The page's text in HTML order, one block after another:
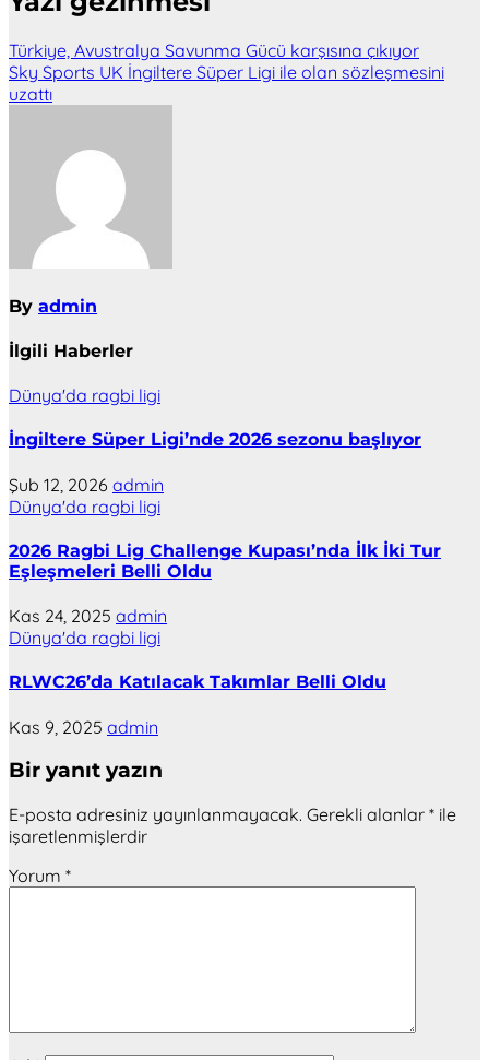
Türkiye, Avustralya Savunma Gücü karşısına çıkıyor
Sky Sports UK İngiltere Süper Ligi ile olan sözleşmesini
uzattı
By admin
İlgili Haberler
Dünya'da ragbi ligi
İngiltere Süper Ligi’nde 2026 sezonu başlıyor
Şub 12, 2026 admin
Dünya'da ragbi ligi
2026 Ragbi Lig Challenge Kupası’nda İlk İki Tur
Eşleşmeleri Belli Oldu
Kas 24, 2025 admin
Dünya'da ragbi ligi
RLWC26’da Katılacak Takımlar Belli Oldu
Kas 9, 2025 admin
Bir yanıt yazın
E-posta adresiniz yayınlanmayacak. Gerekli alanlar * ile
işaretlenmişlerdir
Yorum *